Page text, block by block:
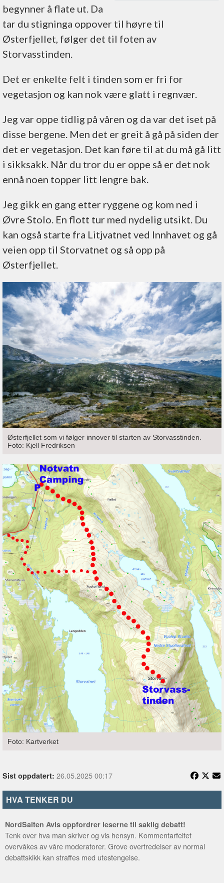
dagstur
Ca. 6 km fra
Notvatn (én
5,5 km fra
Litjvatnet
(én vei)
begynner å flate ut. Da
tar du stigninga oppover til høyre til
Østerfjellet, følger det til foten av
Storvasstinden.
Det er enkelte felt i tinden som er fri for
vegetasjon og kan nok være glatt i regnvær.
Jeg var oppe tidlig på våren og da var det iset på
disse bergene. Men det er greit å gå på siden der
det er vegetasjon. Det kan føre til at du må gå litt
i sikksakk. Når du tror du er oppe så er det nok
ennå noen topper litt lengre bak.
Jeg gikk en gang etter ryggene og kom ned i
Øvre Stolo. En flott tur med nydelig utsikt. Du
kan også starte fra Litjvatnet ved Innhavet og gå
veien opp til Storvatnet og så opp på
Østerfjellet.
Østerfjellet som vi følger innover til starten av Storvasstinden.
Foto: Kjell Fredriksen
Foto: Kartverket
Sist oppdatert: 26.05.2025 00:17
HVA TENKER DU
NordSalten Avis oppfordrer leserne til saklig debatt!
Tenk over hva man skriver og vis hensyn. Kommentarfeltet
overvåkes av våre moderatorer. Grove overtredelser av normal
debattskikk kan straffes med utestengelse.